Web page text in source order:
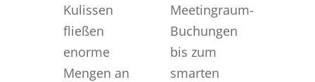
Kulissen
fließen
enorme
Mengen an
Meetingraum-
Buchungen
bis zum
smarten